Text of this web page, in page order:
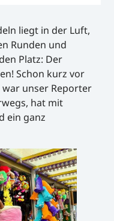
liegt in der Luft,
Runden und
Platz: Der
Schon kurz vor
unser Reporter
hat mit
ein ganz